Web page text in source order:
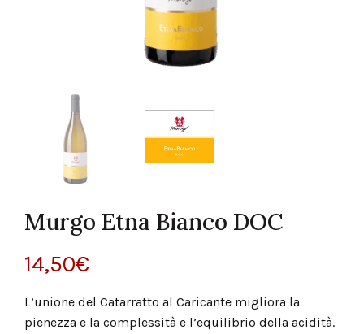
Murgo Etna Bianco DOC
14,50€
L’unione del Catarratto al Caricante migliora la
pienezza e la complessità e l’equilibrio della acidità.